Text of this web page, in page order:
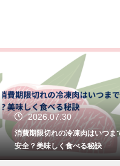
2026.07.30
消費期限切れの冷凍肉はいつまで
安全？美味しく食べる秘訣